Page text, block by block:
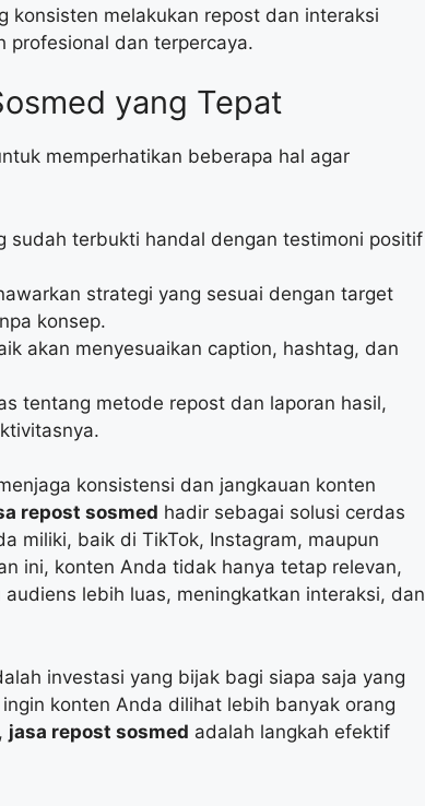
konsisten melakukan repost dan interaksi
profesional dan terpercaya.
yang Tepat
memperhatikan beberapa hal agar
sudah terbukti handal dengan testimoni positif
strategi yang sesuai dengan target
konsep.
akan menyesuaikan caption, hashtag, dan
tentang metode repost dan laporan hasil,
konsistensi dan jangkauan konten
repost sosmed hadir sebagai solusi cerdas
miliki, baik di TikTok, Instagram, maupun
ini, konten Anda tidak hanya tetap relevan,
lebih luas, meningkatkan interaksi, dan
investasi yang bijak bagi siapa saja yang
konten Anda dilihat lebih banyak orang
jasa repost sosmed adalah langkah efektif